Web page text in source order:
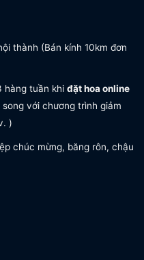
thành (Bán kính 10km đơn
hàng tuần khi đặt hoa online
với chương trình giảm
)
chúc mừng, băng rôn, chậu